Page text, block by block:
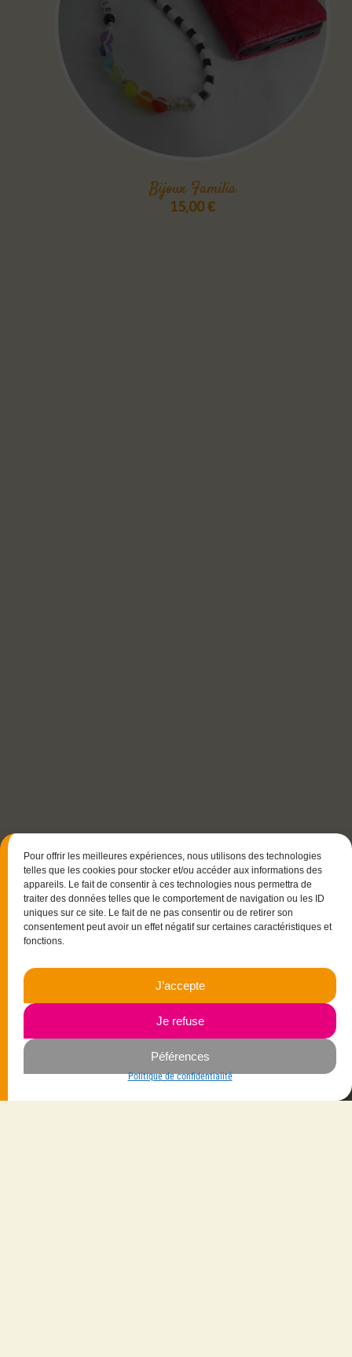
Pour offrir les meilleures expériences, nous utilisons des technologies
telles que les cookies pour stocker et/ou accéder aux informations des
appareils. Le fait de consentir à ces technologies nous permettra de
traiter des données telles que le comportement de navigation ou les ID
uniques sur ce site. Le fait de ne pas consentir ou de retirer son
consentement peut avoir un effet négatif sur certaines caractéristiques et
fonctions.
J’accepte
Je refuse
Péférences
Politique de confidentialité
Bijoux Familia
15,00€
33700 Mérignac
06.23.87.03.35
Navigation
Savoir-faire
La créatrice
Mes créations
Vêtements